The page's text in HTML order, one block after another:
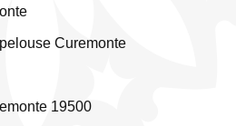
Curemonte
19500